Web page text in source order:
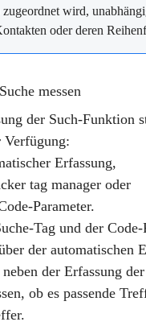
wird,
oder deren
messen
der Such-Funktion
Verfügung:
Erfassung,
tag manager oder
Parameter.
Tag und der Code-
der automatischen
der Erfassung
ob es passende